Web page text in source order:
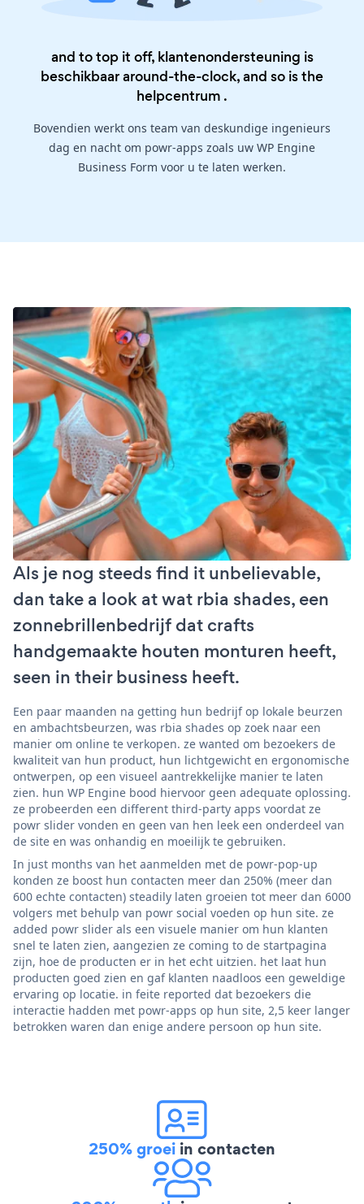
and to top it off, klantenondersteuning is
beschikbaar around-the-clock, and so is the
helpcentrum .
Bovendien werkt ons team van deskundige ingenieurs
dag en nacht om powr-apps zoals uw WP Engine
Business Form voor u te laten werken.
Als je nog steeds find it unbelievable,
dan take a look at wat rbia shades, een
zonnebrillenbedrijf dat crafts
handgemaakte houten monturen heeft,
seen in their business heeft.
Een paar maanden na getting hun bedrijf op lokale beurzen
en ambachtsbeurzen, was rbia shades op zoek naar een
manier om online te verkopen. ze wanted om bezoekers de
kwaliteit van hun product, hun lichtgewicht en ergonomische
ontwerpen, op een visueel aantrekkelijke manier te laten
zien. hun WP Engine bood hiervoor geen adequate oplossing.
ze probeerden een different third-party apps voordat ze
powr slider vonden en geen van hen leek een onderdeel van
de site en was onhandig en moeilijk te gebruiken.
In just months van het aanmelden met de powr-pop-up
konden ze boost hun contacten meer dan 250% (meer dan
600 echte contacten) steadily laten groeien tot meer dan 6000
volgers met behulp van powr social voeden op hun site. ze
added powr slider als een visuele manier om hun klanten
snel te laten zien, aangezien ze coming to de startpagina
zijn, hoe de producten er in het echt uitzien. het laat hun
producten goed zien en gaf klanten naadloos een geweldige
ervaring op locatie. in feite reported dat bezoekers die
interactie hadden met powr-apps op hun site, 2,5 keer langer
betrokken waren dan enige andere persoon op hun site.
250% groei in contacten